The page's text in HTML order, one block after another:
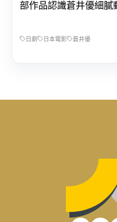
部作品認識蒼井優細膩
日劇 日本電影 蒼井優